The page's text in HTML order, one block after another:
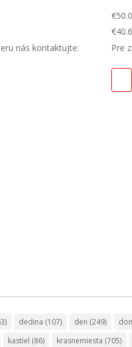
nás kontaktujte:
€
€
Pre
dedina (107) den (249)
kastiel (86) krasnemiesta (705)